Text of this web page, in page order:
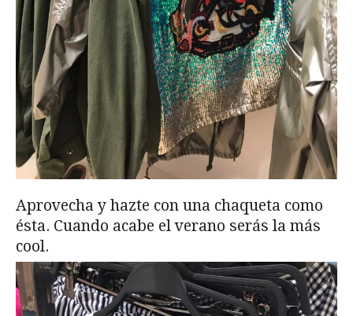
Aprovecha y hazte con una chaqueta como
ésta. Cuando acabe el verano serás la más
cool.